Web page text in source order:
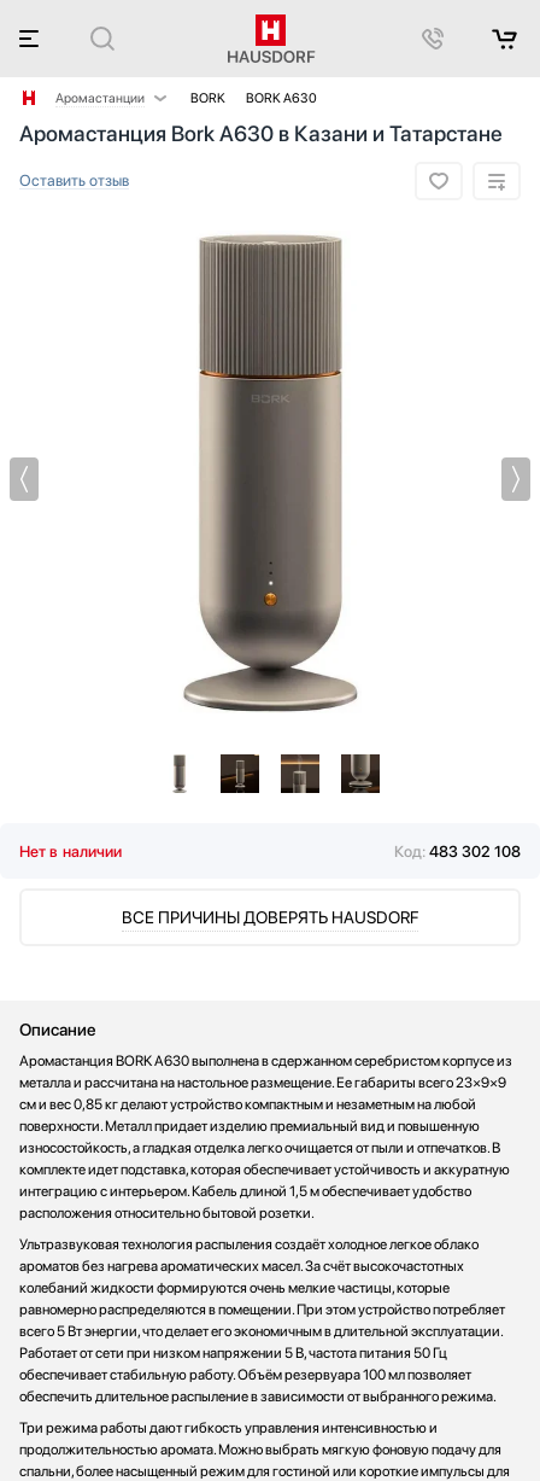
Аромастанции
Аксессуары
Ионизаторы воды
Кондиционеры
Кофемолки
Миксеры
Мойки
Мультиварки
Мясорубки
Обогреватели
Очистители воздуха
Пароварки
Паровые шкафы для одежды
Парогенераторы
Подогреватели
Посуда
Посудомоечные машины
Проф. аксессуары
Профессиональные ледогенераторы
BORK BORK A630
Аромастанция Bork A630 в Казани и Татарстане
Оставить отзыв
Нет в наличии Код: 483 302 108
ВСЕ ПРИЧИНЫ ДОВЕРЯТЬ HAUSDORF
Описание
Аромастанция BORK A630 выполнена в сдержанном серебристом корпусе из
металла и рассчитана на настольное размещение. Ее габариты всего 23×9×9
см и вес 0,85 кг делают устройство компактным и незаметным на любой
поверхности. Металл придает изделию премиальный вид и повышенную
износостойкость, а гладкая отделка легко очищается от пыли и отпечатков. В
комплекте идет подставка, которая обеспечивает устойчивость и аккуратную
интеграцию с интерьером. Кабель длиной 1,5 м обеспечивает удобство
расположения относительно бытовой розетки.
Ультразвуковая технология распыления создаёт холодное легкое облако
ароматов без нагрева ароматических масел. За счёт высокочастотных
колебаний жидкости формируются очень мелкие частицы, которые
равномерно распределяются в помещении. При этом устройство потребляет
всего 5 Вт энергии, что делает его экономичным в длительной эксплуатации.
Работает от сети при низком напряжении 5 В, частота питания 50 Гц
обеспечивает стабильную работу. Объём резервуара 100 мл позволяет
обеспечить длительное распыление в зависимости от выбранного режима.
Три режима работы дают гибкость управления интенсивностью и
продолжительностью аромата. Можно выбрать мягкую фоновую подачу для
спальни, более насыщенный режим для гостиной или короткие импульсы для